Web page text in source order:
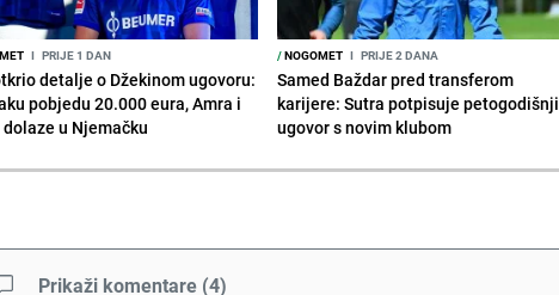
I PRIJE 1 DAN
detalje o Džekinom ugovoru:
pobjedu 20.000 eura, Amra i
u Njemačku
/NOGOMET I PRIJE 2 DANA
Samed Baždar pred transferom
karijere: Sutra potpisuje petogodišnji
ugovor s novim klubom
Prikaži komentare (4)